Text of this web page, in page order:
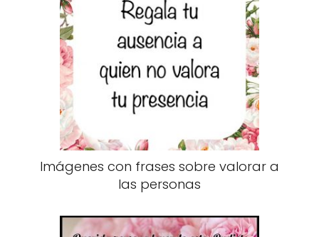
Imágenes con frases sobre valorar a
las personas